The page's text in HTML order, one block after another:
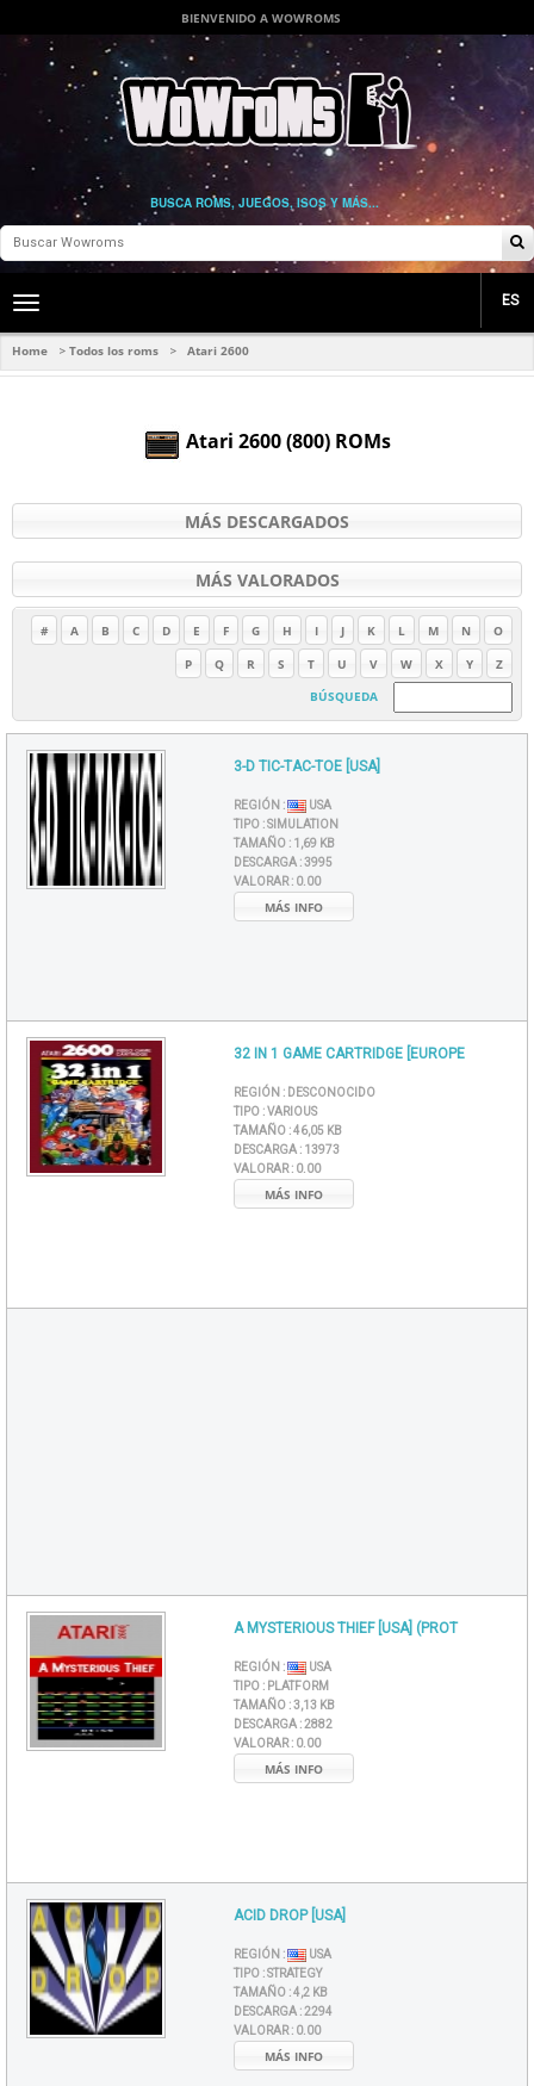
BIENVENIDO A WOWROMS
BUSCA ROMS, JUEGOS, ISOS Y MÁS...
Toggle
navigation
ES
Home > Todos los roms > Atari 2600
Atari 2600 (800) ROMs
MÁS DESCARGADOS
MÁS VALORADOS
# A B C D E F G H I J K L M N
O
P
Q R S T U V W X Y
Z
BÚSQUEDA
3-D TIC-TAC-TOE [USA]
REGIÓN :
USA
TIPO :SIMULATION
TAMAÑO : 1,69 KB
DESCARGA :3995
VALORAR : 0.00
MÁS INFO
32 IN 1 GAME CARTRIDGE [EUROPE
REGIÓN : DESCONOCIDO
TIPO :VARIOUS
TAMAÑO :46,05 KB
DESCARGA : 13973
VALORAR : 0.00
MÁS INFO
A MYSTERIOUS THIEF [USA] (PROT
REGIÓN :
USA
TIPO : PLATFORM
TAMAÑO :3,13 KB
DESCARGA :2882
VALORAR : 0.00
MÁS INFO
ACID DROP [USA]
REGIÓN :
USA
TIPO :STRATEGY
TAMAÑO :4,2 KB
DESCARGA :2294
VALORAR : 0.00
MÁS INFO